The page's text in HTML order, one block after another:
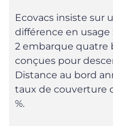
Ecovacs insiste sur
différence en usage
2 embarque quatre
conçues pour
Distance au bord
taux de couverture
%.